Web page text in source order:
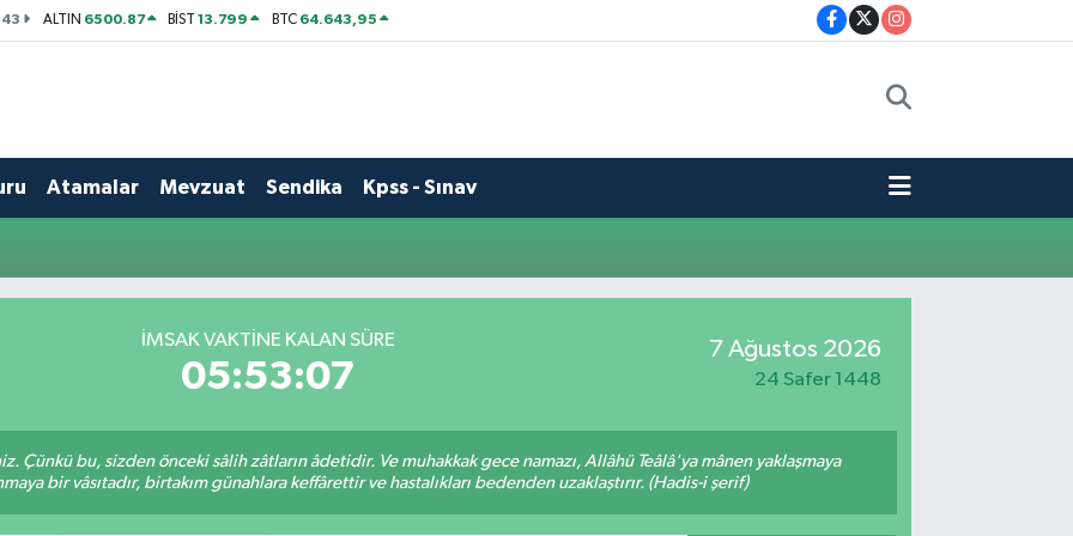
ALTIN 6500.87 BİST13.799 BTC 64.643,95
Atamalar Mevzuat Sendika Kpss - Sınav
İMSAK VAKTINE KALAN SÜRE
05:53:06
7 Ağustos 2026
24 Safer 1448
Çünkü bu, sizden önceki sâlih zâtların âdetidir. Ve muhakkak gece namazı, Allâhü Teâlâ'ya mânen yaklaşmaya
bir vâsıtadır, birtakım günahlara keffârettir ve hastalıkları bedenden uzaklaştırır. (Hadis-i şerif)